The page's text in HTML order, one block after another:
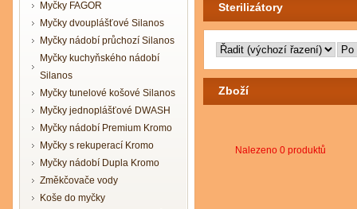
Myčky FAGOR
Myčky dvouplášťové Silanos
Myčky nádobí průchozí Silanos
Myčky kuchyňského nádobí
Silanos
Myčky tunelové košové Silanos
Myčky jednoplášťové DWASH
Myčky nádobí Premium Kromo
Myčky s rekuperací Kromo
Myčky nádobí Dupla Kromo
Změkčovače vody
Koše do myčky
Sterilizátory
Zboží
Nalezeno 0 produktů